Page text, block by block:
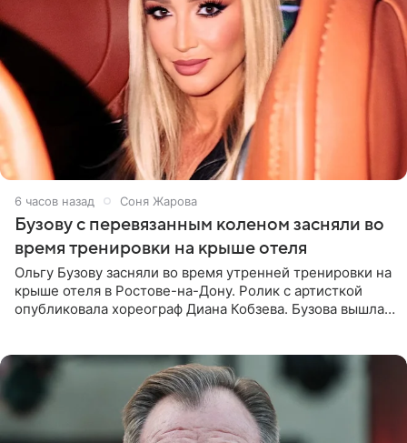
6 часов назад Соня Жарова
Бузову с перевязанным коленом засняли во
время тренировки на крыше отеля
Ольгу Бузову засняли во время утренней тренировки на
крыше отеля в Ростове-на-Дону. Ролик с артисткой
опубликовала хореограф Диана Кобзева. Бузова вышла